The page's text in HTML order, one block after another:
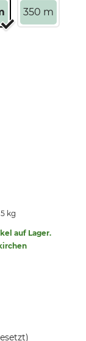
350 m
kg
auf Lager.